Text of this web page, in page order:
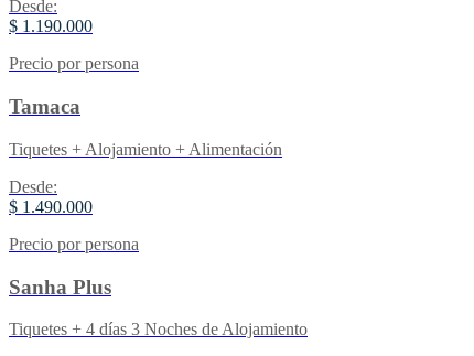
Desde:
$ 1.190.000
Precio por persona
Tamaca
Tiquetes + Alojamiento + Alimentación
Desde:
$ 1.490.000
Precio por persona
Sanha Plus
Tiquetes + 4 días 3 Noches de Alojamiento